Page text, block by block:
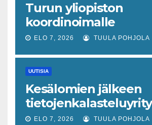
Turun yliopiston
koordinoimalle
tohtoriverkostolle 4,4
tulevaisuuden
varhaiseen
ELO 7, 2026 TUULA POHJOLA
UUTISIA
Kesälomien jälkeen
lisääntyvät
ELO 7, 2026 TUULA POHJOLA